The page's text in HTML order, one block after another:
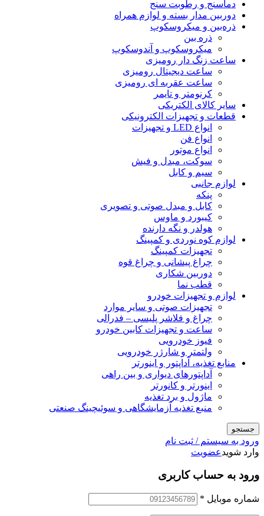
دماسنج و رطوبت سنج
دوربین مدار بسته و لوازم همراه
ذره‌بین و میکروسکوپ
ذره بین
میکروسکوپ و آندوسکوپ
ساعت زنگ دار رومیزی
ساعت دیجیتال رومیزی
ساعت عقربه ای رومیزی
کرنومتر و تایمر
سایر کالای الکتریکی
قطعات و تجهیزات الکترونیکی
انواع LED و تجهیزات
انواع فن
انواع موتور
سوکت، مبدل و فیش
سیم و کابل
لوازم جانبی
پنکه
کابل و مبدل صوتی و تصویری
کیبورد و ماوس
هولدر و نگه دارنده
لوازم کوه نوردی و کمپینگ
تجهیزات کمپینگ
چراغ پیشانی و چراغ قوه
دوربین شکاری
قطب نما
لوازم و تجهیزات خودرو
تجهیزات صوتی و سایر موارد
چراغ و فلاشر پلیسی – فدرالی
ساعت و تجهیزات کابین خودرو
فیوز خودرویی
ولتمتر و شارژر خودرویی
منابع تغذیه، آداپتور و اینورتر
آداپتورهای دیواری و بین راهی
اینورتر و کانورتر
ماژول و برد تغذیه
منبع تغذیه آزمایشگاهی و سوئیچینگ صنعتی
جستجو
ورود به سیستم / ثبت نام
وارد شویدعضویت
ورود به حساب کاربری
شماره موبایل *